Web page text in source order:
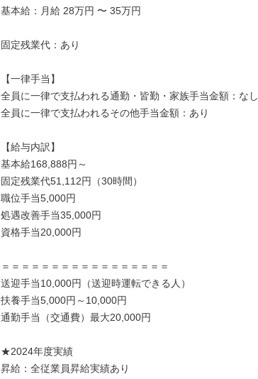
基本給：月給 28万円 〜 35万円
固定残業代：あり
【一律手当】
全員に一律で支払われる通勤・皆勤・家族手当金額：なし
全員に一律で支払われるその他手当金額：あり
【給与内訳】
基本給168,888円～
固定残業代51,112円（30時間）
職位手当5,000円
処遇改善手当35,000円
資格手当20,000円
＝＝＝＝＝＝＝＝＝＝＝＝＝＝＝＝＝
送迎手当10,000円（送迎時運転できる人）
扶養手当5,000円～10,000円
通勤手当（交通費）最大20,000円
★2024年度実績
昇給：全従業員昇給実績あり